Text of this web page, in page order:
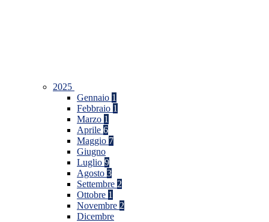
2025
Gennaio 1
Febbraio 1
Marzo 1
Aprile 6
Maggio 7
Giugno
Luglio 9
Agosto 3
Settembre 2
Ottobre 1
Novembre 2
Dicembre